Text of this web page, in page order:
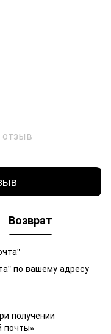
отзыв
Возврат
по вашему адресу
получении
почты»